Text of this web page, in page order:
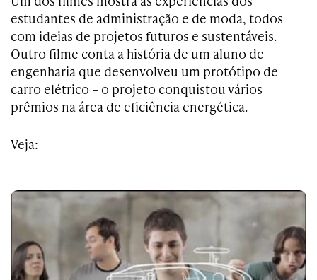
estudantes de administração e de moda, todos
com ideias de projetos futuros e sustentáveis.
Outro filme conta a história de um aluno de
engenharia que desenvolveu um protótipo de
carro elétrico – o projeto conquistou vários
prêmios na área de eficiência energética.
Veja: